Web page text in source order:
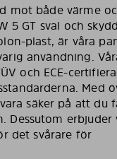
mot både värme
5 GT sval och
plast, är våra
användning.
och ECE-
Med
säker på att du
Dessutom erbjuder
det svårare för